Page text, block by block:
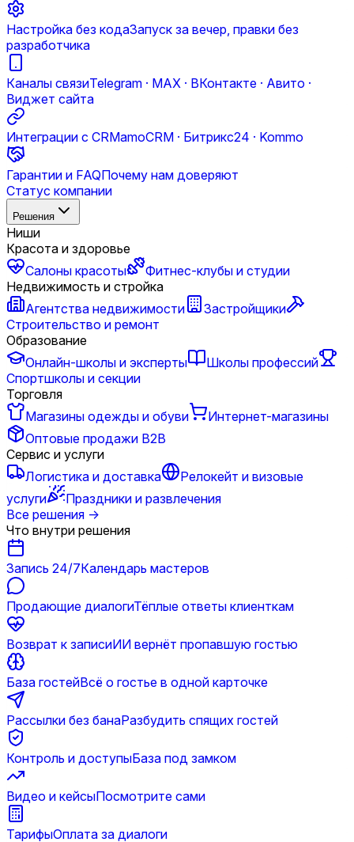
Настройка без кодаЗапуск за вечер, правки без
разработчика
Каналы связиTelegram · MAX · ВКонтакте · Авито ·
Виджет сайта
Интеграции с CRMamoCRM · Битрикс24 · Kommo
Гарантии и FAQПочему нам доверяют
Статус компании
Решения
Ниши
Красота и здоровье
Салоны красоты
Фитнес-клубы и студии
Недвижимость и стройка
Агентства недвижимости
Застройщики
Строительство и ремонт
Образование
Онлайн-школы и эксперты
Школы профессий
Спортшколы и секции
Торговля
Магазины одежды и обуви
Интернет-магазины
Оптовые продажи B2B
Сервис и услуги
Логистика и доставка
Релокейт и визовые
услуги
Праздники и развлечения
Все решения →
Что внутри решения
Запись 24/7Календарь мастеров
Продающие диалогиТёплые ответы клиенткам
Возврат к записиИИ вернёт пропавшую гостью
База гостейВсё о гостье в одной карточке
Рассылки без банаРазбудить спящих гостей
Контроль и доступыБаза под замком
Видео и кейсыПосмотрите сами
ТарифыОплата за диалоги